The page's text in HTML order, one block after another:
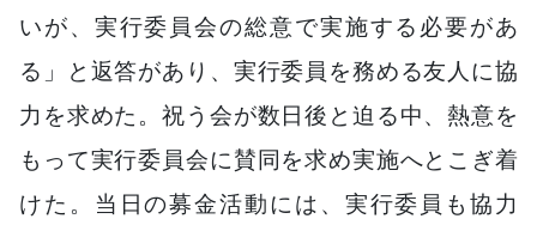
いが、実行委員会の総意で実施する必要があ
る」と返答があり、実行委員を務める友人に協
力を求めた。祝う会が数日後と迫る中、熱意を
もって実行委員会に賛同を求め実施へとこぎ着
けた。当日の募金活動には、実行委員も協力